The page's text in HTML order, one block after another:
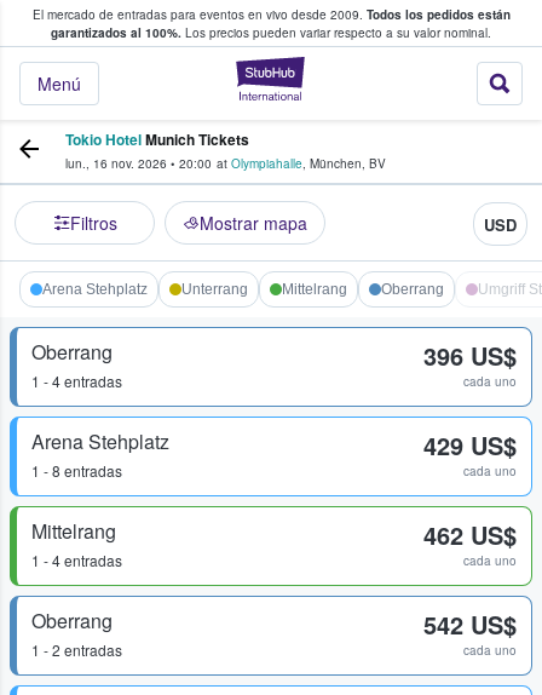
El mercado de entradas para eventos en vivo desde 2009. Todos los pedidos están
garantizados al 100%. Los precios pueden variar respecto a su valor nominal.
StubHub:
Menú
y venta de entradas entre fans
Tokio HotelMunich Tickets
lun., 16 nov. 2026 • 20:00 at Olympiahalle, München, BV
Filtros Mostrar mapa USD
Arena Stehplatz Unterrang Mittelrang Oberrang Umgriff
Oberrang
1 - 4 entradas
396 US$
cada uno
Arena Stehplatz
1 - 8 entradas
429 US$
cada uno
Mittelrang
1 - 4 entradas
462 US$
cada uno
Oberrang
1 - 2 entradas
542 US$
cada uno